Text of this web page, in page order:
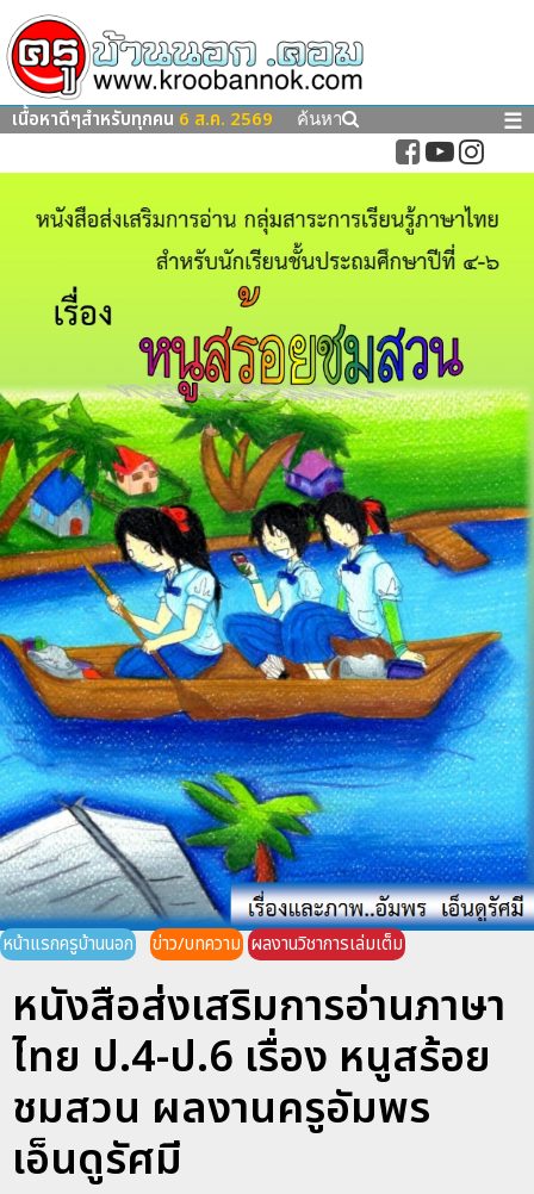
เนื้อหาดีๆสำหรับทุกคน 6 ส.ค. 2569 ค้นหา ☰
หน้าแรกครูบ้านนอก ข่าว/บทความ ผลงานวิชาการเล่มเต็ม
หนังสือส่งเสริมการอ่านภาษา
ไทย ป.4-ป.6 เรื่อง หนูสร้อย
ชมสวน ผลงานครูอัมพร
เอ็นดูรัศมี